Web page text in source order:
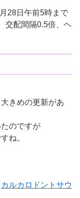
28日午前5時まで
交配間隔0.5倍、ヘ
きめの更新があ
のですが
ね。
カルカロドントサウ